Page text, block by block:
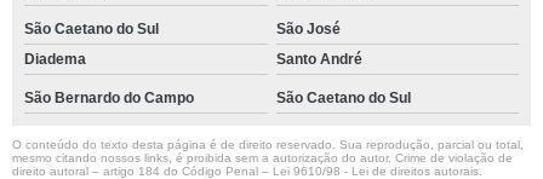
São Caetano do Sul
São José
Diadema
Santo André
São Bernardo do Campo São Caetano do Sul
O conteúdo do texto desta página é de direito reservado. Sua reprodução, parcial ou total,
mesmo citando nossos links, é proibida sem a autorização do autor. Crime de violação de
direito autoral – artigo 184 do Código Penal – Lei 9610/98 - Lei de direitos autorais